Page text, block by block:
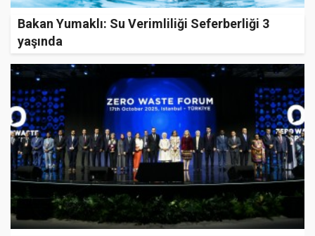
Bakan Yumaklı: Su Verimliliği Seferberliği 3
yaşında